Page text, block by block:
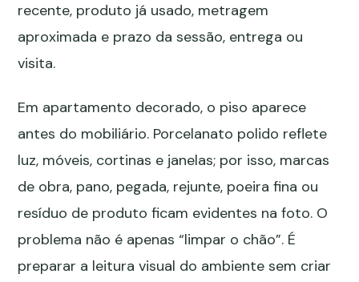
recente, produto já usado, metragem
aproximada e prazo da sessão, entrega ou
visita.
Em apartamento decorado, o piso aparece
antes do mobiliário. Porcelanato polido reflete
luz, móveis, cortinas e janelas; por isso, marcas
de obra, pano, pegada, rejunte, poeira fina ou
resíduo de produto ficam evidentes na foto. O
problema não é apenas “limpar o chão”. É
preparar a leitura visual do ambiente sem criar